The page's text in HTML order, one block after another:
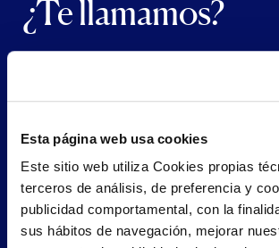
Esta página web usa cookies
Este sitio web utiliza Cookies propias
terceros de análisis, de preferencia y
publicidad comportamental, con la
sus hábitos de navegación, mejorar
¿Te llamamos?
Déjanos tus datos y nos pondremos